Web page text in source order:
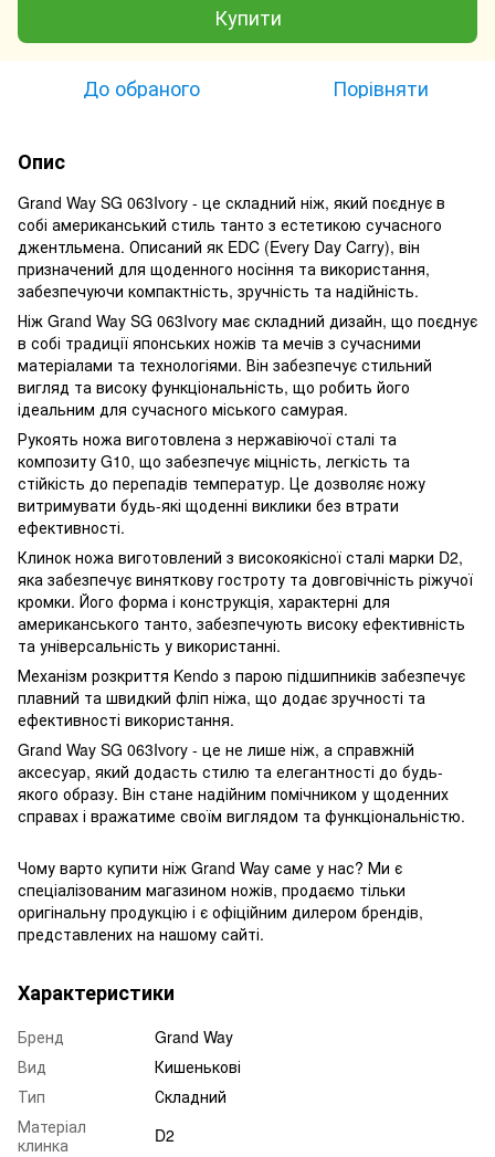
Купити
До обраного Порівняти
Опис
Grand Way SG 063Ivory - це складний ніж, який поєднує в
собі американський стиль танто з естетикою сучасного
джентльмена. Описаний як EDC (Every Day Carry), він
призначений для щоденного носіння та використання,
забезпечуючи компактність, зручність та надійність.
Ніж Grand Way SG 063Ivory має складний дизайн, що поєднує
в собі традиції японських ножів та мечів з сучасними
матеріалами та технологіями. Він забезпечує стильний
вигляд та високу функціональність, що робить його
ідеальним для сучасного міського самурая.
Рукоять ножа виготовлена ​​з нержавіючої сталі та
композиту G10, що забезпечує міцність, легкість та
стійкість до перепадів температур. Це дозволяє ножу
витримувати будь-які щоденні виклики без втрати
ефективності.
Клинок ножа виготовлений ​​з високоякісної сталі марки D2,
яка забезпечує виняткову гостроту та довговічність ріжучої
кромки. Його форма і конструкція, характерні для
американського танто, забезпечують високу ефективність
та універсальність у використанні.
Механізм розкриття Kendo з парою підшипників забезпечує
плавний та швидкий фліп ніжа, що додає зручності та
ефективності використання.
Grand Way SG 063Ivory - це не лише ніж, а справжній
аксесуар, який додасть стилю та елегантності до будь-
якого образу. Він стане надійним помічником у щоденних
справах і вражатиме своїм виглядом та функціональністю.
Чому варто купити ніж Grand Way саме у нас? Ми є
спеціалізованим магазином ножів, продаємо тільки
оригінальну продукцію і є офіційним дилером брендів,
представлених на нашому сайті.
Характеристики
Бренд
Grand Way
Вид
Кишенькові
Тип
Складний
Матеріал
клинка
D2